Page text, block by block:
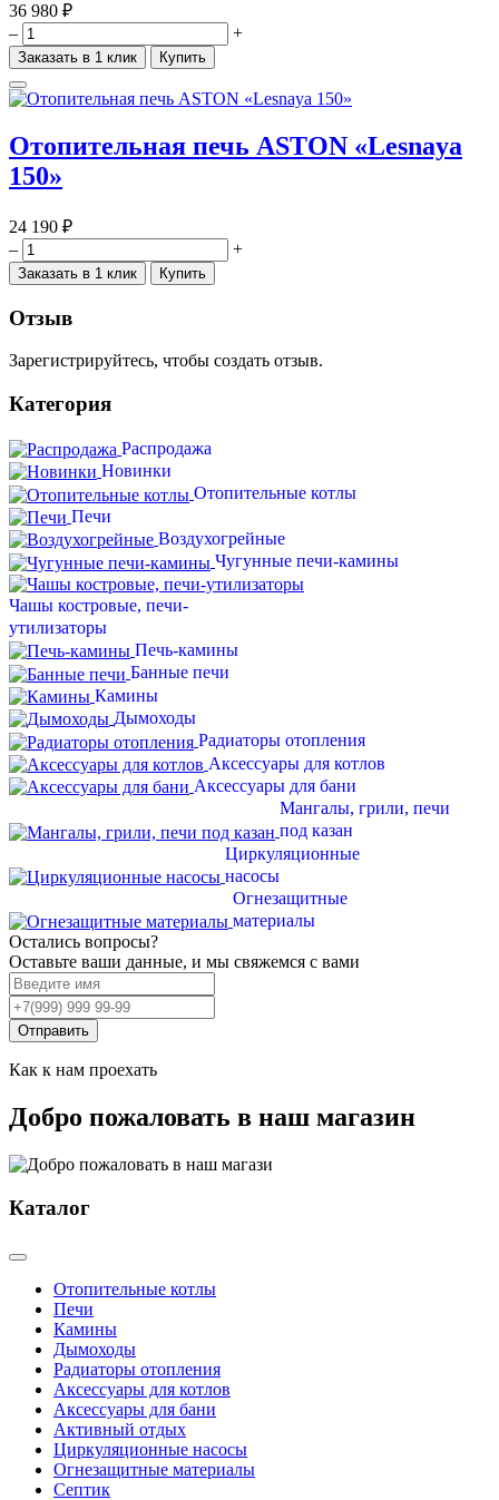
36 980 ₽
–
+
Заказать в 1 клик Купить
Отопительная печь ASTON «Lesnaya
150»
24 190 ₽
–
+
Заказать в 1 клик Купить
Отзыв
Зарегистрируйтесь, чтобы создать отзыв.
Категория
Распродажа
Новинки
Отопительные котлы
Печи
Воздухогрейные
Чугунные печи-камины
Чашы костровые, печи-
утилизаторы
Печь-камины
Банные печи
Камины
Дымоходы
Радиаторы отопления
Аксессуары для котлов
Аксессуары для бани
Мангалы, грили, печи
под казан
Циркуляционные
насосы
Огнезащитные
материалы
Остались вопросы?
Оставьте ваши данные, и мы свяжемся с вами
Отправить
Как к нам проехать
Добро пожаловать в наш магазин
Каталог
Отопительные котлы
Печи
Камины
Дымоходы
Радиаторы отопления
Аксессуары для котлов
Аксессуары для бани
Активный отдых
Циркуляционные насосы
Огнезащитные материалы
Септик